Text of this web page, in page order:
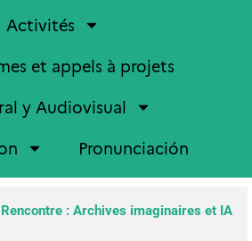
Activités
et appels à projets
y Audiovisual
Pronunciación
Rencontre : Archives imaginaires et IA